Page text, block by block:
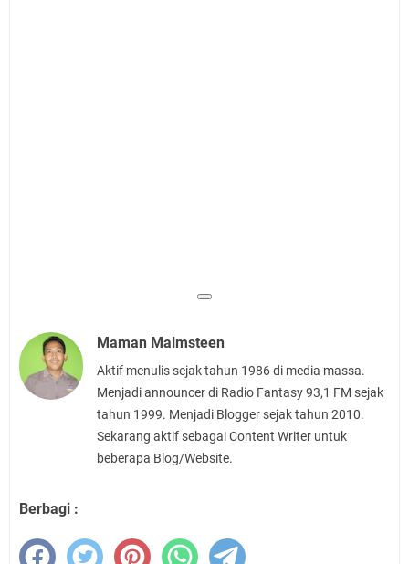
Maman Malmsteen
Aktif menulis sejak tahun 1986 di media massa.
Menjadi announcer di Radio Fantasy 93,1 FM sejak
tahun 1999. Menjadi Blogger sejak tahun 2010.
Sekarang aktif sebagai Content Writer untuk
beberapa Blog/Website.
Berbagi :